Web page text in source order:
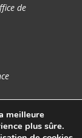
de
meilleure
plus sûre.